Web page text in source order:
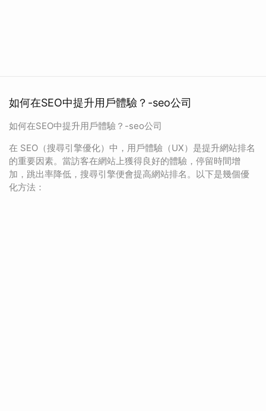
如何在SEO中提升用戶體驗？-seo公司
如何在SEO中提升用戶體驗？-seo公司
在 SEO（搜尋引擎優化）中，用戶體驗（UX）是提升網站排名
的重要因素。當訪客在網站上獲得良好的體驗，停留時間增
加，跳出率降低，搜尋引擎便會提高網站排名。以下是幾個優
化方法：